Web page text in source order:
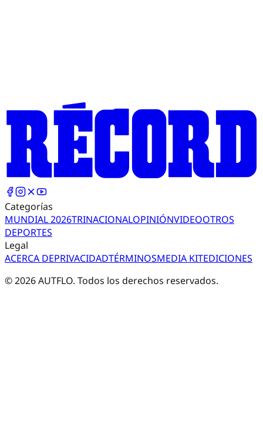
Categorías
MUNDIAL 2026TRINACIONALOPINIÓNVIDEOOTROS
DEPORTES
Legal
ACERCA DEPRIVACIDADTÉRMINOSMEDIA KITEDICIONES
©2026AUTFLO. Todos los derechos reservados.